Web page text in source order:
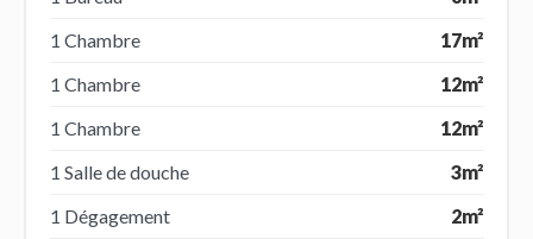
1 Chambre
17m²
1 Chambre
12m²
1 Chambre
12m²
1 Salle de douche
3m²
1 Dégagement
2m²